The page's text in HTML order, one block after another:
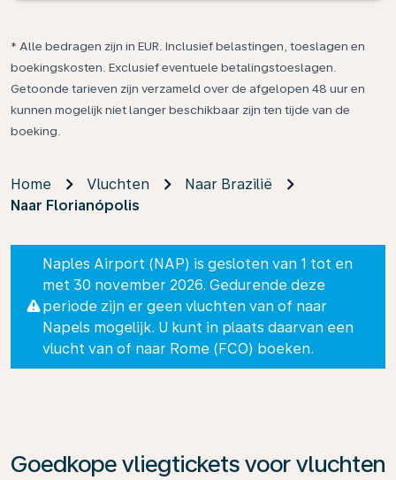
* Alle bedragen zijn in EUR. Inclusief belastingen, toeslagen en
boekingskosten. Exclusief eventuele betalingstoeslagen.
Getoonde tarieven zijn verzameld over de afgelopen 48 uur en
kunnen mogelijk niet langer beschikbaar zijn ten tijde van de
boeking.
Home Vluchten
Naar Brazilië
Naar Florianópolis
Naples Airport (NAP) is gesloten van 1 tot en
met 30 november 2026. Gedurende deze
periode zijn er geen vluchten van of naar
Napels mogelijk. U kunt in plaats daarvan een
vlucht van of naar Rome (FCO) boeken.
Goedkope vliegtickets voor vluchten